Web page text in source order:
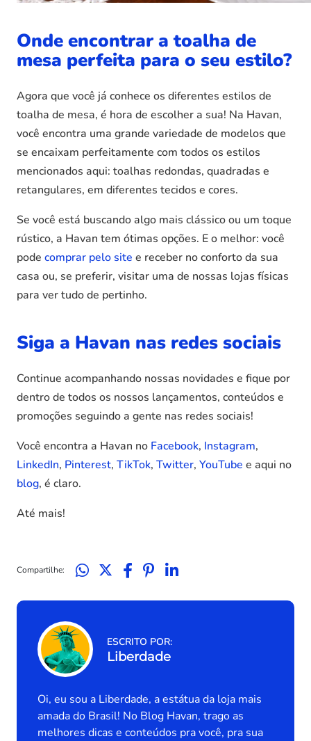
Onde encontrar a toalha de
mesa perfeita para o seu estilo?
Agora que você já conhece os diferentes estilos de
toalha de mesa, é hora de escolher a sua! Na Havan,
você encontra uma grande variedade de modelos que
se encaixam perfeitamente com todos os estilos
mencionados aqui: toalhas redondas, quadradas e
retangulares, em diferentes tecidos e cores.
Se você está buscando algo mais clássico ou um toque
rústico, a Havan tem ótimas opções. E o melhor: você
pode comprar pelo site e receber no conforto da sua
casa ou, se preferir, visitar uma de nossas lojas físicas
para ver tudo de pertinho.
Siga a Havan nas redes sociais
Continue acompanhando nossas novidades e fique por
dentro de todos os nossos lançamentos, conteúdos e
promoções seguindo a gente nas redes sociais!
Você encontra a Havan no Facebook, Instagram,
LinkedIn, Pinterest, TikTok, Twitter, YouTube e aqui no
blog, é claro.
Até mais!
Compartilhe:
ESCRITO POR:
Liberdade
Oi, eu sou a Liberdade, a estátua da loja mais
amada do Brasil! No Blog Havan, trago as
melhores dicas e conteúdos pra você, pra sua